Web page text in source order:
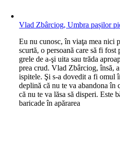
Vlad Zbârciog, Umbra pașilor
Eu nu cunosc, în viaţa mea nici
scurtă, o persoană care să fi fost
grele de a-şi uita sau trăda
prea crud. Vlad Zbârciog, însă,
ispitele. Şi s-a dovedit a fi omul
deplină că nu te va abandona în
că nu te va lăsa să disperi. Este
baricade în apărarea